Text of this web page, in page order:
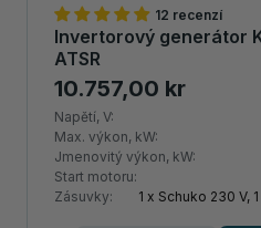
12 recenzí
Invertorový generátor
ATSR
10.757,00 kr
Napětí, V:
Max. výkon, kW:
Jmenovitý výkon, kW:
Start motoru:
Zásuvky:
1 x Schuko 230 V,